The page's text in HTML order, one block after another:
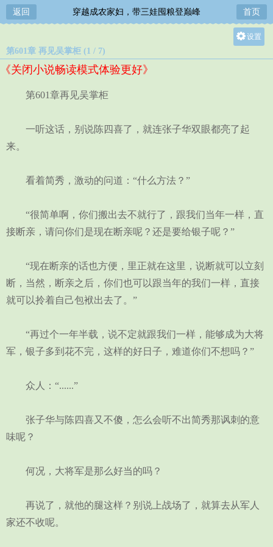
返回 穿越成农家妇，带三娃囤粮登巅峰 首页
设置
第601章 再见吴掌柜 (1 / 7)
《关闭小说畅读模式体验更好》
第601章再见吴掌柜
一听这话，别说陈四喜了，就连张子华双眼都亮了起
来。
看着简秀，激动的问道：“什么方法？”
“很简单啊，你们搬出去不就行了，跟我们当年一样，直
接断亲，请问你们是现在断亲呢？还是要给银子呢？”
“现在断亲的话也方便，里正就在这里，说断就可以立刻
断，当然，断亲之后，你们也可以跟当年的我们一样，直接
就可以拎着自己包袱出去了。”
“再过个一年半载，说不定就跟我们一样，能够成为大将
军，银子多到花不完，这样的好日子，难道你们不想吗？”
众人：“......”
张子华与陈四喜又不傻，怎么会听不出简秀那讽刺的意
味呢？
何况，大将军是那么好当的吗？
再说了，就他的腿这样？别说上战场了，就算去从军人
家还不收呢。